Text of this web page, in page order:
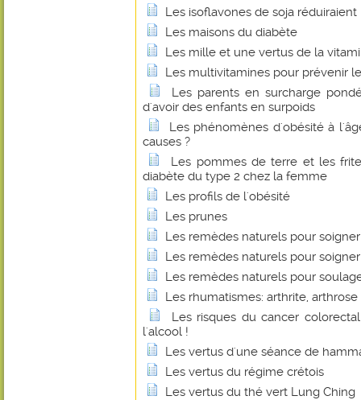
Les isoflavones de soja
Les maisons du diabète
Les mille et une vertus de la
Les multivitamines pour prévenir
Les parents en surcharge
d'avoir des enfants en surpoids
Les phénomènes d'obésité à
causes ?
Les pommes de terre et les
diabète du type 2 chez la femme
Les profils de l'obésité
Les prunes
Les remèdes naturels pour
Les remèdes naturels pour
Les remèdes naturels pour
Les rhumatismes: arthrite,
Les risques du cancer
l'alcool !
Les vertus d'une séance de
Les vertus du régime crétois
Les vertus du thé vert Lung Ching